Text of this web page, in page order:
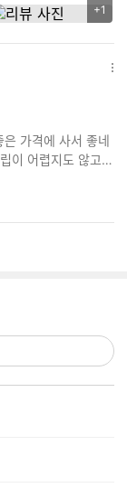
리
갯
수
+1
가격에 사서 좋네
이 어렵지도 않고
옵